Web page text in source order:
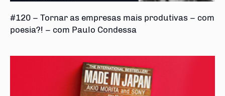
#120 – Tornar as empresas mais produtivas – com
poesia?! – com Paulo Condessa